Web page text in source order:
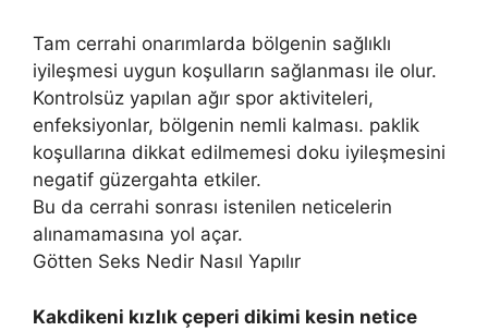
Tam cerrahi onarımlarda bölgenin sağlıklı
iyileşmesi uygun koşulların sağlanması ile olur.
Kontrolsüz yapılan ağır spor aktiviteleri,
enfeksiyonlar, bölgenin nemli kalması. paklik
koşullarına dikkat edilmemesi doku iyileşmesini
negatif güzergahta etkiler.
Bu da cerrahi sonrası istenilen neticelerin
alınamamasına yol açar.
Götten Seks Nedir Nasıl Yapılır
Kakdikeni kızlık çeperi dikimi kesin netice